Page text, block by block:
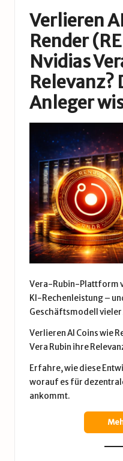
Verlieren
Render
Nvidias
Relevanz?
Anleger
Vera-Rubin-Plattform
KI-Rechenleistung –
Geschäftsmodell vieler
Verlieren AI Coins wie
Vera Rubin ihre
Erfahre, wie diese
worauf es für
ankommt.